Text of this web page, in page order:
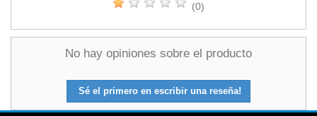
(0)
No hay opiniones sobre el producto
Sé el primero en escribir una reseña!